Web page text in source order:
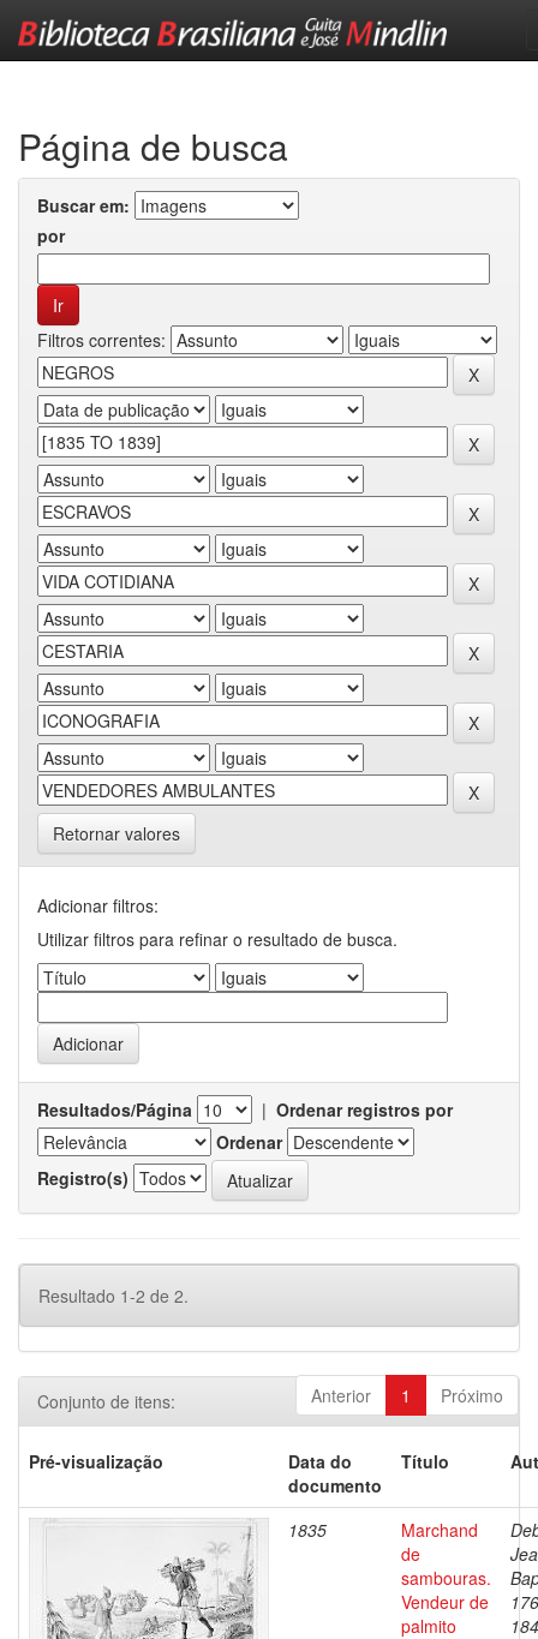
Página de busca
Buscar em:
por
Filtros correntes:
Retornar valores
Adicionar filtros:
Utilizar filtros para refinar o resultado de busca.
Resultados/Página | Ordenar registros por
Ordenar
Registro(s)
Resultado 1-2 de 2.
Anterior 1 Próximo
Conjunto de itens:
Pré-visualização
Data do
documento
Título
1835
Marchand
de
sambouras.
Vendeur de
palmito